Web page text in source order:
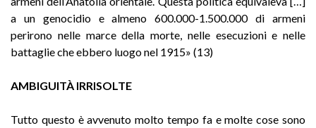
a un genocidio e almeno 600.000-1.500.000 di armeni
perirono nelle marce della morte, nelle esecuzioni e nelle
battaglie che ebbero luogo nel 1915» (13)
AMBIGUITÀ IRRISOLTE
Tutto questo è avvenuto molto tempo fa e molte cose sono